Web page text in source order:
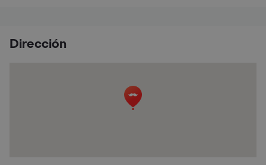
Dirección